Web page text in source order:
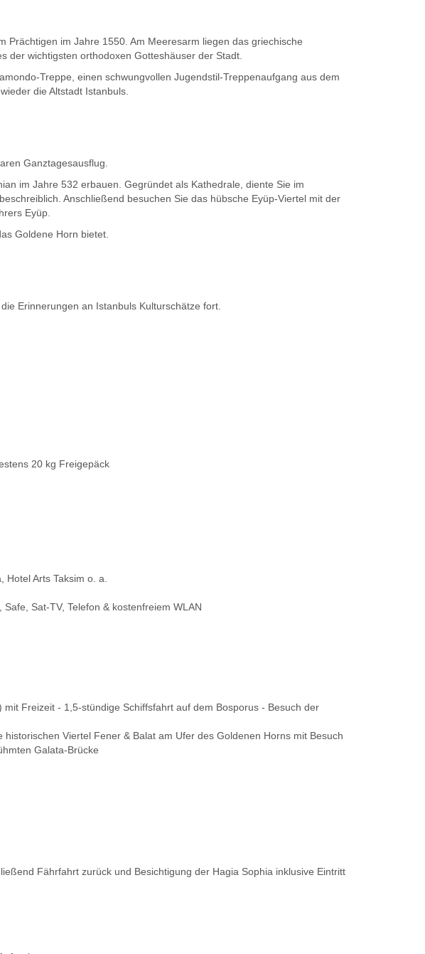
im Jahre 1550. Am Meeresarm liegen das griechische
der wichtigsten orthodoxen Gotteshäuser der Stadt.
Treppe, einen schwungvollen Jugendstil-Treppenaufgang aus dem
die Altstadt Istanbuls.
Ganztagesausflug.
im Jahre 532 erbauen. Gegründet als Kathedrale, diente Sie im
Anschließend besuchen Sie das hübsche Eyüp-Viertel mit der
Eyüp.
Goldene Horn bietet.
Erinnerungen an Istanbuls Kulturschätze fort.
20 kg Freigepäck
Arts Taksim o. a.
Sat-TV, Telefon & kostenfreiem WLAN
Freizeit - 1,5-stündige Schiffsfahrt auf dem Bosporus - Besuch der
Viertel Fener & Balat am Ufer des Goldenen Horns mit Besuch
Galata-Brücke
Fährfahrt zurück und Besichtigung der Hagia Sophia inklusive Eintritt